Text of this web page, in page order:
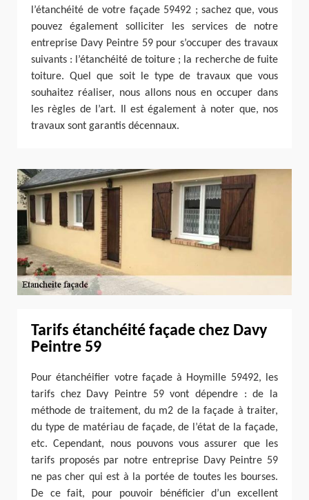
l’étanchéité de votre façade 59492 ; sachez que, vous
pouvez également solliciter les services de notre
entreprise Davy Peintre 59 pour s’occuper des travaux
suivants : l’étanchéité de toiture ; la recherche de fuite
toiture. Quel que soit le type de travaux que vous
souhaitez réaliser, nous allons nous en occuper dans
les règles de l’art. Il est également à noter que, nos
travaux sont garantis décennaux.
Tarifs étanchéité façade chez Davy
Peintre 59
Pour étanchéifier votre façade à Hoymille 59492, les
tarifs chez Davy Peintre 59 vont dépendre : de la
méthode de traitement, du m2 de la façade à traiter,
du type de matériau de façade, de l’état de la façade,
etc. Cependant, nous pouvons vous assurer que les
tarifs proposés par notre entreprise Davy Peintre 59
ne pas cher qui est à la portée de toutes les bourses.
De ce fait, pour pouvoir bénéficier d’un excellent